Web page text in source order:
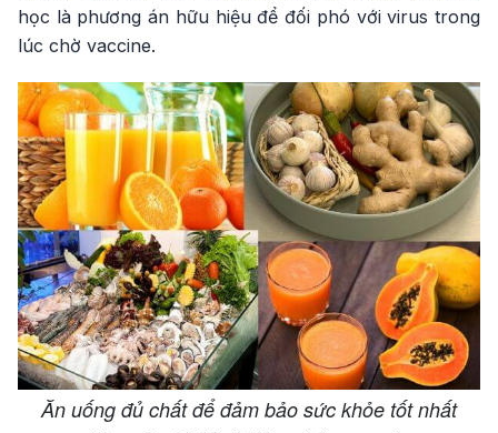
học là phương án hữu hiệu để đối phó với virus trong
lúc chờ vaccine.
Ăn uống đủ chất để đảm bảo sức khỏe tốt nhất